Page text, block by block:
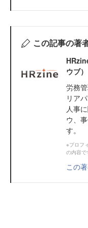
この記事の著
ウブ）
労務
リア
人事
ウ、
す。
※プロフ
の内容で
この